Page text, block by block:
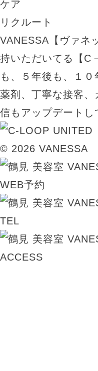
ケア
リクルート
VANESSA【ヴァネ
持いただいてる【C
も、５年後も、１
薬剤、丁寧な接客
信もアップデートし
© 2026 VANESSA
WEB予約
TEL
ACCESS